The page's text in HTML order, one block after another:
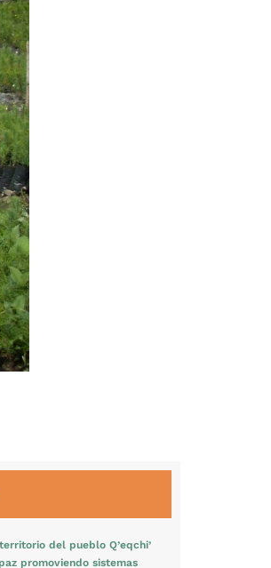
del pueblo Q’eqchi’
promoviendo sistemas